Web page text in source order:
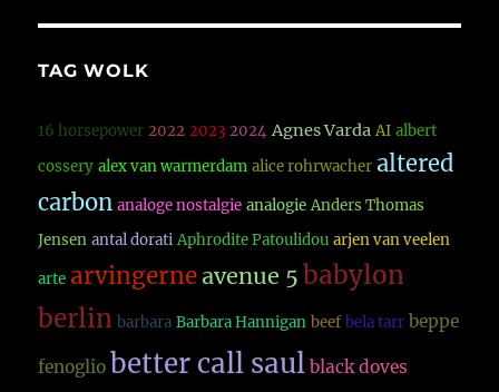
TAG WOLK
16 horsepower 2022 2023 2024 Agnes Varda AI albert
cossery alex van warmerdam alice rohrwacher altered
carbon analoge nostalgie analogie Anders Thomas
Jensen antal dorati Aphrodite Patoulidou arjen van veelen
arte arvingerne avenue 5 babylon
berlin barbara Barbara Hannigan beef bela tarr beppe
fenoglio better call saul black doves